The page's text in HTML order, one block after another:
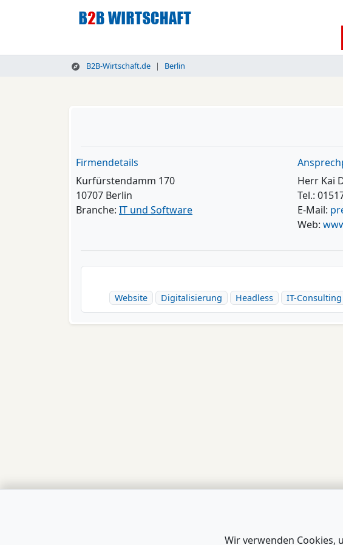
B2B-Wirtschaft.de Berlin
Firmendetails
Kurfürstendamm 170
10707 Berlin
Branche: IT und Software
Herr Kai
Tel.:
E-Mail:
Web:
Website Digitalisierung Headless IT-Consulting
Wir verwenden Cookies,